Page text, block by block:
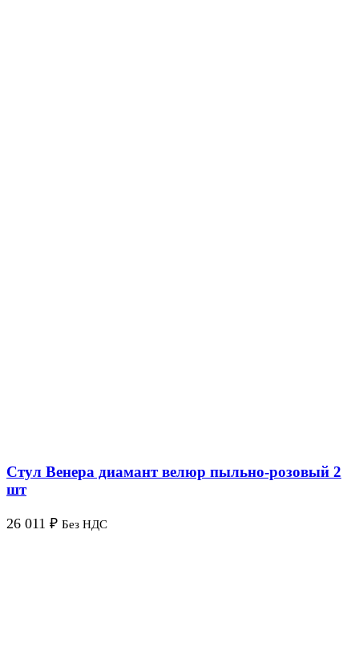
Стул Венера диамант велюр пыльно-розовый 2
шт
26 011 ₽ Без НДС